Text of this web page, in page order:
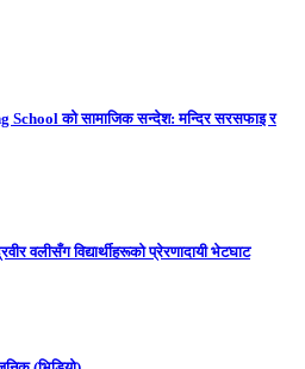
School को सामाजिक सन्देश: मन्दिर सरसफाइ र
वलीसँग विद्यार्थीहरूको प्रेरणादायी भेटघाट